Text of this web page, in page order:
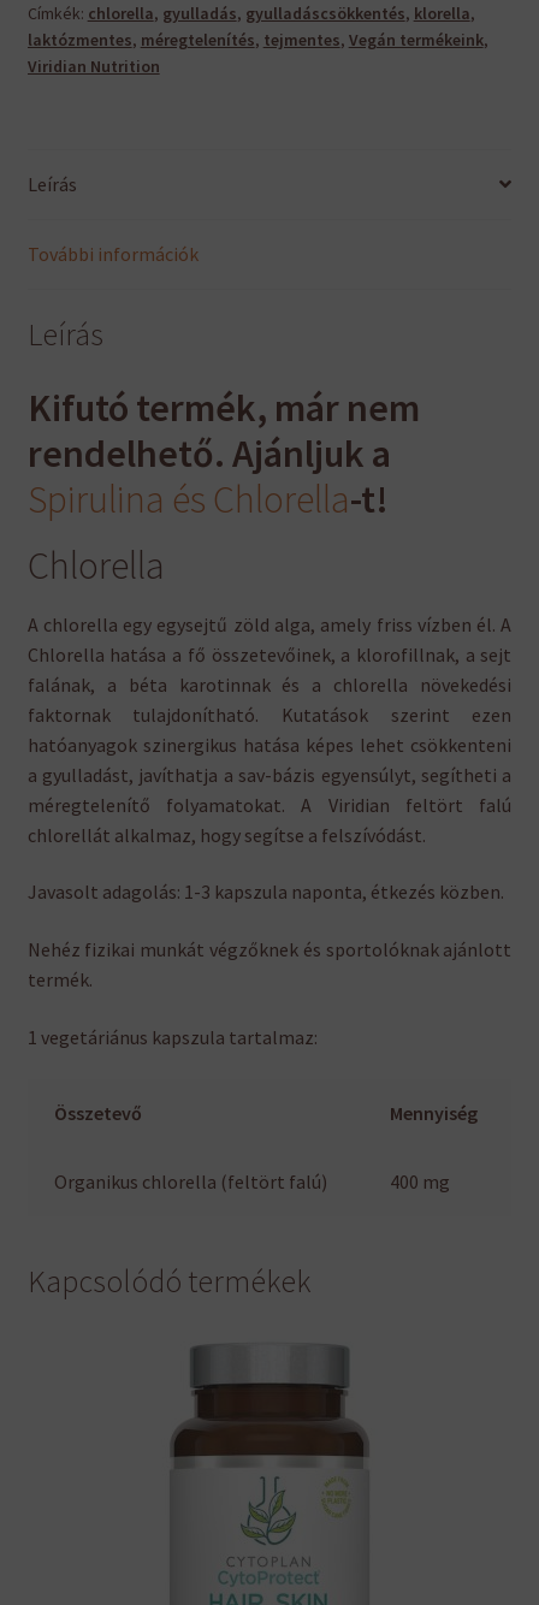
Címkék: chlorella, gyulladás, gyulladáscsökkentés, klorella,
laktózmentes, méregtelenítés, tejmentes, Vegán termékeink,
Viridian Nutrition
Leírás
További információk
Leírás
Kifutó termék, már nem
rendelhető. Ajánljuk a
Spirulina és Chlorella-t!
Chlorella
A chlorella egy egysejtű zöld alga, amely friss vízben él. A
Chlorella hatása a fő összetevőinek, a klorofillnak, a sejt
falának, a béta karotinnak és a chlorella növekedési
faktornak tulajdonítható. Kutatások szerint ezen
hatóanyagok szinergikus hatása képes lehet csökkenteni
a gyulladást, javíthatja a sav-bázis egyensúlyt, segítheti a
méregtelenítő folyamatokat. A Viridian feltört falú
chlorellát alkalmaz, hogy segítse a felszívódást.
Javasolt adagolás: 1-3 kapszula naponta, étkezés közben.
Nehéz fizikai munkát végzőknek és sportolóknak ajánlott
termék.
1 vegetáriánus kapszula tartalmaz:
Összetevő Mennyiség
Organikus chlorella (feltört falú) 400 mg
Kapcsolódó termékek